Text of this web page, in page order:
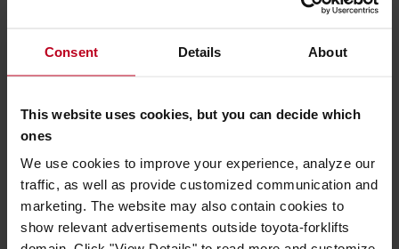
Consent Details About
This website uses cookies, but you can decide which
ones
We use cookies to improve your experience, analyze our
traffic, as well as provide customized communication and
marketing. The website may also contain cookies to
show relevant advertisements outside toyota-forklifts
verlorene Glaubwürdigkeit und ein beschädigtes
Um eine Kultur wirklich zu verändern und TPS / Lean
umzusetzen, gibt es unserer Überzeugung nach nur
konsequent vorangeht, um die Menschen in der
Organisation täglich und direkt am Shopfloor, vor Ort,
mitzunehmen. Will man nicht scheitern, muss in allen
TLA Lean Transformationsprogrammen die
Gesamtorganisation, über sämtliche Hierarchieebenen
hinweg, den Veränderungsprozess kennen und